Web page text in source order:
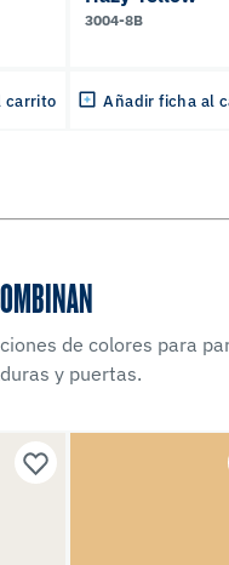
carrito
3004-8B
Añadir ficha al
de colores para
y puertas.